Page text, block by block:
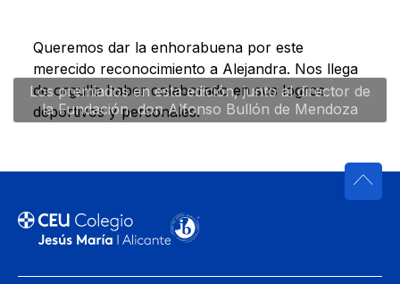
Los premiados en esta edición, junto al director de
la Fundación, don Alfonso Bullón de Mendoza
Queremos dar la enhorabuena por este
merecido reconocimiento a Alejandra. Nos llega
de orgullo haber colaborado en sus logros
deportivos y personales.